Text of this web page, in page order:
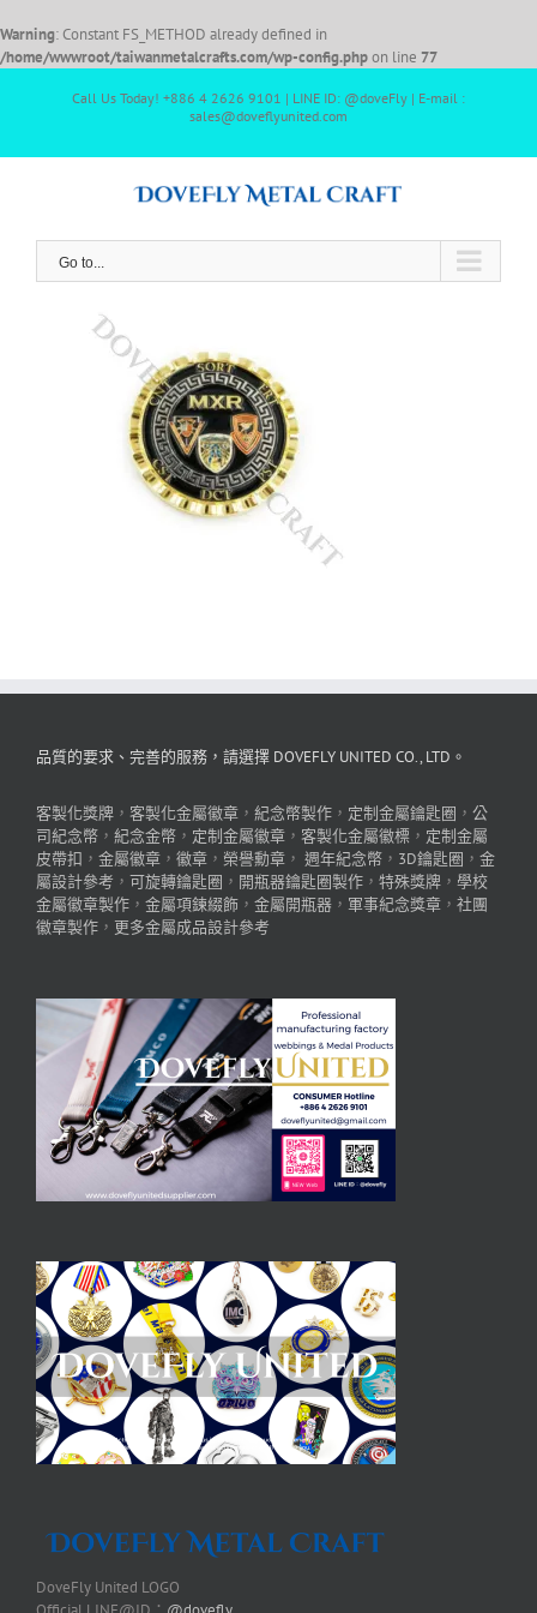
Warning: Constant FS_METHOD already defined in
/home/wwwroot/taiwanmetalcrafts.com/wp-config.phpon line 77
Call Us Today! +886 4 2626 9101 | LINE ID: @doveFly | E-mail :
sales@doveflyunited.com
Go to...
品質的要求、完善的服務，請選擇 DOVEFLY UNITED CO., LTD。
客製化獎牌 ， 客製化金屬徽章 ， 紀念幣製作 ， 定制金屬鑰匙圈 ， 公
司紀念幣 ， 紀念金幣 ， 定制金屬徽章 ， 客製化金屬徽標 ， 定制金屬
皮帶扣 ， 金屬徽章 ， 徽章 ， 榮譽勳章 ， 週年紀念幣 ， 3D鑰匙圈 ， 金
屬設計參考 ， 可旋轉鑰匙圈 ， 開瓶器鑰匙圈製作 ， 特殊獎牌 ， 學校
金屬徽章製作 ， 金屬項鍊綴飾 ， 金屬開瓶器 ， 軍事紀念獎章 ， 社團
徽章製作 ， 更多金屬成品設計參考
DoveFly United LOGO